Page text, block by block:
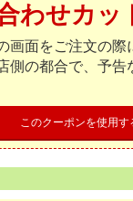
わせカッ
面をご注文の
の都合で、予告
このクーポンを使用す